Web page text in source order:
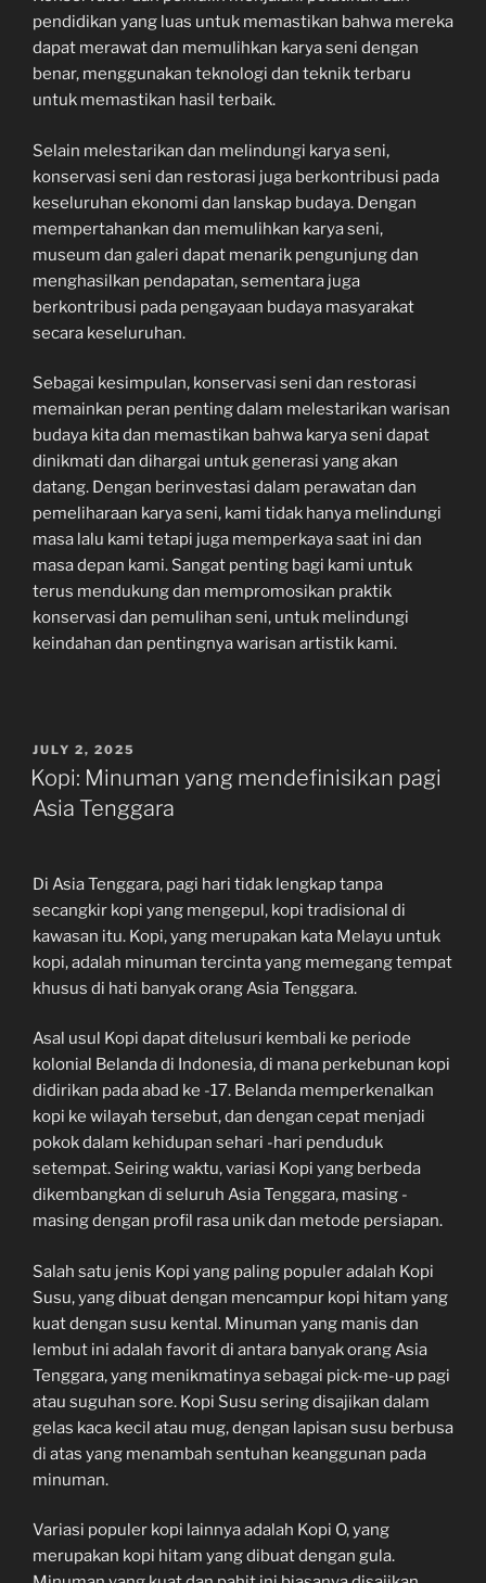
pendidikan yang luas untuk memastikan bahwa mereka
dapat merawat dan memulihkan karya seni dengan
benar, menggunakan teknologi dan teknik terbaru
untuk memastikan hasil terbaik.
Selain melestarikan dan melindungi karya seni,
konservasi seni dan restorasi juga berkontribusi pada
keseluruhan ekonomi dan lanskap budaya. Dengan
mempertahankan dan memulihkan karya seni,
museum dan galeri dapat menarik pengunjung dan
menghasilkan pendapatan, sementara juga
berkontribusi pada pengayaan budaya masyarakat
secara keseluruhan.
Sebagai kesimpulan, konservasi seni dan restorasi
memainkan peran penting dalam melestarikan warisan
budaya kita dan memastikan bahwa karya seni dapat
dinikmati dan dihargai untuk generasi yang akan
datang. Dengan berinvestasi dalam perawatan dan
pemeliharaan karya seni, kami tidak hanya melindungi
masa lalu kami tetapi juga memperkaya saat ini dan
masa depan kami. Sangat penting bagi kami untuk
terus mendukung dan mempromosikan praktik
konservasi dan pemulihan seni, untuk melindungi
keindahan dan pentingnya warisan artistik kami.
POSTED
ON
JULY 2, 2025
Kopi: Minuman yang mendefinisikan pagi
Asia Tenggara
Di Asia Tenggara, pagi hari tidak lengkap tanpa
secangkir kopi yang mengepul, kopi tradisional di
kawasan itu. Kopi, yang merupakan kata Melayu untuk
kopi, adalah minuman tercinta yang memegang tempat
khusus di hati banyak orang Asia Tenggara.
Asal usul Kopi dapat ditelusuri kembali ke periode
kolonial Belanda di Indonesia, di mana perkebunan kopi
didirikan pada abad ke -17. Belanda memperkenalkan
kopi ke wilayah tersebut, dan dengan cepat menjadi
pokok dalam kehidupan sehari -hari penduduk
setempat. Seiring waktu, variasi Kopi yang berbeda
dikembangkan di seluruh Asia Tenggara, masing -
masing dengan profil rasa unik dan metode persiapan.
Salah satu jenis Kopi yang paling populer adalah Kopi
Susu, yang dibuat dengan mencampur kopi hitam yang
kuat dengan susu kental. Minuman yang manis dan
lembut ini adalah favorit di antara banyak orang Asia
Tenggara, yang menikmatinya sebagai pick-me-up pagi
atau suguhan sore. Kopi Susu sering disajikan dalam
gelas kaca kecil atau mug, dengan lapisan susu berbusa
di atas yang menambah sentuhan keanggunan pada
minuman.
Variasi populer kopi lainnya adalah Kopi O, yang
merupakan kopi hitam yang dibuat dengan gula.